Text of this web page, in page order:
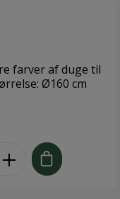
farver af duge til